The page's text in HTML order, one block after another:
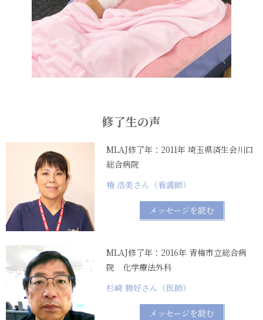
修了生の声
MLAJ修了年：2011年 埼玉県済生会川口
総合病院
椿 浩美さん（看護師）
メッセージを読む
MLAJ修了年：2016年 青梅市立総合病
院 化学療法外科
杉崎 勝好さん（医師）
メッセージを読む